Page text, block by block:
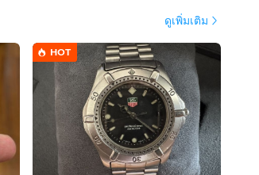
ดูเพิ่มเติม
HOT